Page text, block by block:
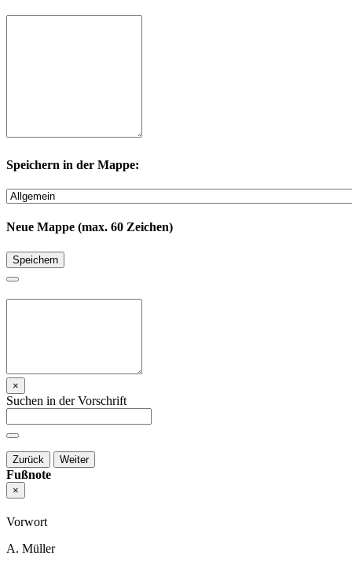
Speichern in der Mappe:
Neue Mappe (max. 60 Zeichen)
Speichern
×
Suchen in der Vorschrift
Zurück Weiter
Fußnote
×
Vorwort
A. Müller